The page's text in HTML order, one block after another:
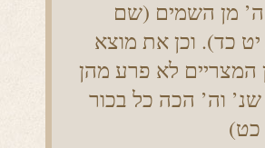
מן השמים (שם
כד). וכן את מוצא
לא פרע מהן
וה’ הכה כל בכור